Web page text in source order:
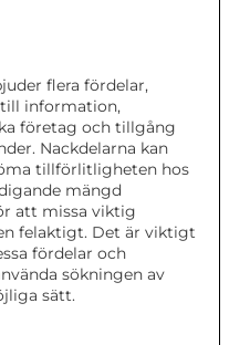
flera fördelar,
information,
företag och tillgång
Nackdelarna kan
tillförlitligheten hos
mängd
att missa viktig
felaktigt. Det är viktigt
fördelar och
sökningen av
sätt.